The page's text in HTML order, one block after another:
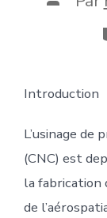
Introduction
L’usinage de
(CNC) est
la fabrication
de